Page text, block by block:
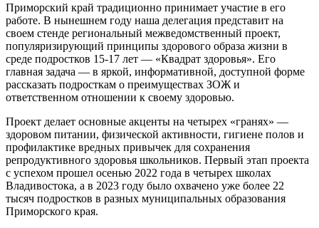
Приморский край традиционно принимает участие в его
работе. В нынешнем году наша делегация представит на
своем стенде региональный межведомственный проект,
популяризирующий принципы здорового образа жизни в
среде подростков 15-17 лет — «Квадрат здоровья». Его
главная задача — в яркой, информативной, доступной форме
рассказать подросткам о преимуществах ЗОЖ и
ответственном отношении к своему здоровью.
Проект делает основные акценты на четырех «гранях» —
здоровом питании, физической активности, гигиене полов и
профилактике вредных привычек для сохранения
репродуктивного здоровья школьников. Первый этап проекта
с успехом прошел осенью 2022 года в четырех школах
Владивостока, а в 2023 году было охвачено уже более 22
тысяч подростков в разных муниципальных образования
Приморского края.